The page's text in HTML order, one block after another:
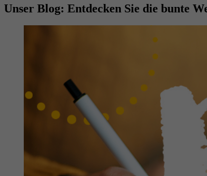
Unser Blog: Entdecken Sie die bunte